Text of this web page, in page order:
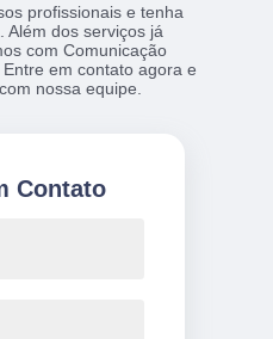
profissionais e tenha
Além dos serviços já
com Comunicação
em contato agora e
nossa equipe.
Contato